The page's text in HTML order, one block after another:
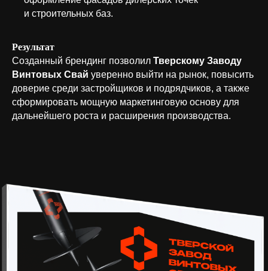
и строительных баз.
Результат
Созданный брендинг позволил Тверскому Заводу
Винтовых Свай уверенно выйти на рынок, повысить
доверие среди застройщиков и подрядчиков, а также
сформировать мощную маркетинговую основу для
дальнейшего роста и расширения производства.